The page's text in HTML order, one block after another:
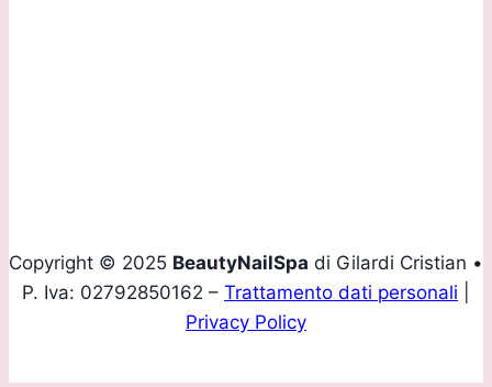
Copyright © 2025 BeautyNailSpa di Gilardi Cristian •
P. Iva: 02792850162 – Trattamento dati personali
Privacy Policy